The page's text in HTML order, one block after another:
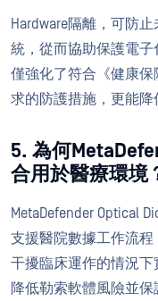
Hardware隔離，可防
統，從而協助保護電子
僅強化了符合《健康保
求的防護措施，更能降
5. 為何
合用於醫療環境
MetaDefender Optical
支援醫院數據工作流程
干擾臨床運作的情況
降低勒索軟體風險並保